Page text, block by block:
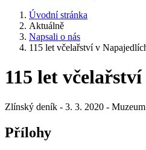
Úvodní stránka
Aktuálně
Napsali o nás
115 let včelařství v
115 let
Zlínský deník - 3. 3. 2020 - Muzeum
Přílohy